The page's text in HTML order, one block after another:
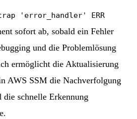
'error_handler' ERR
sofort ab, sobald ein Fehler
und die Problemlösung
ermöglicht die Aktualisierung
AWS SSM die Nachverfolgung
die schnelle Erkennung